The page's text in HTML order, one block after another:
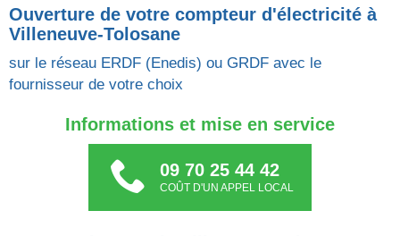
Ouverture de votre compteur d'électricité à
Villeneuve-Tolosane
sur le réseau ERDF (Enedis) ou GRDF avec le
fournisseur de votre choix
Informations et mise en service
09 70 25 44 42
COÛT D'UN APPEL LOCAL